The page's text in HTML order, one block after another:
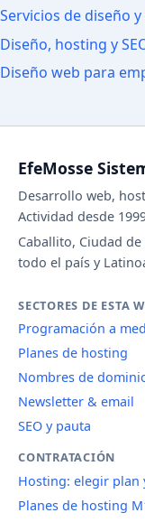
Servicios de diseño
Diseño, hosting y
Diseño web para
EfeMosse
Desarrollo web,
Actividad desde
Caballito, Ciudad
todo el país y
SECTORES DE ESTA
Programación a
Planes de hosting
Nombres de
Newsletter & email
SEO y pauta
CONTRATACIÓN
Hosting: elegir
Planes de hosting